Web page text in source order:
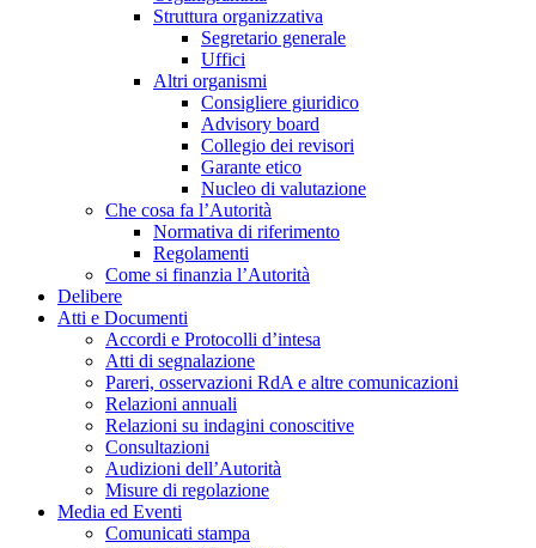
Struttura organizzativa
Segretario generale
Uffici
Altri organismi
Consigliere giuridico
Advisory board
Collegio dei revisori
Garante etico
Nucleo di valutazione
Che cosa fa l’Autorità
Normativa di riferimento
Regolamenti
Come si finanzia l’Autorità
Delibere
Atti e Documenti
Accordi e Protocolli d’intesa
Atti di segnalazione
Pareri, osservazioni RdA e altre comunicazioni
Relazioni annuali
Relazioni su indagini conoscitive
Consultazioni
Audizioni dell’Autorità
Misure di regolazione
Media ed Eventi
Comunicati stampa